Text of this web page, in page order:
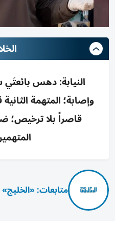
النيابة: دهس بائعتَي
وإصابة؛ المتهمة
قاصراً بلا
متابعات: «الخليج»